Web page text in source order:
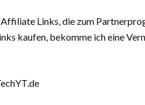
Links, die zum
kaufen, bekomme ich eine